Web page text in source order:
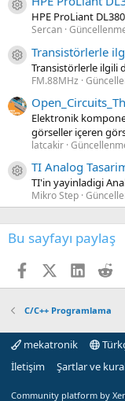
Kaynak ikon/
HPE ProLiant
Sercan
Kaynak ikon/
Transistörlerle
Transistörlerle ilgili
FM.88MHz
Elektronik
görseller içeren
latcakir
Kaynak ikon/
TI Analog
TI'in yayinladigi
Mikro Step
Bu sayfayı paylaş
FacebookX (Twitter)
C/C++ Programlama
mekatronik
İletişim
Şartlar ve
Community platform by